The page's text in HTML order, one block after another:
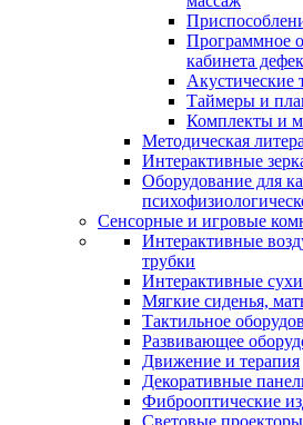
Программное
кабинета
Акустические
Таймеры и
Комплекты и
Методическая
Интерактивные
Оборудование для
Сенсорные и игровые
Интерактивные
трубки
Интерактивные
Мягкие сиденья,
Тактильное
Развивающее
Движение и терапия
Декоративные
Фиброоптические